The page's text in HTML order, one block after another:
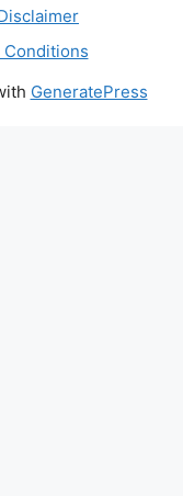
Conditions
GeneratePress